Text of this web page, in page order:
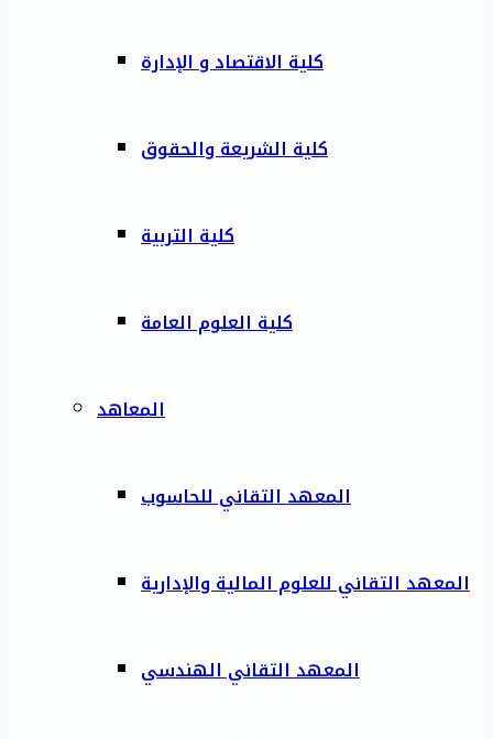
كلية الاقتصاد و الإدارة
كلية الشريعة والحقوق
كلية التربية
كلية العلوم العامة
المعاهد
المعهد التقاني للحاسوب
المعهد التقاني للعلوم المالية والإدارية
المعهد التقاني الهندسي